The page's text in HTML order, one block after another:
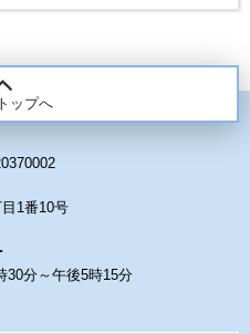
ップへ
1番10号
30分～午後5時15分